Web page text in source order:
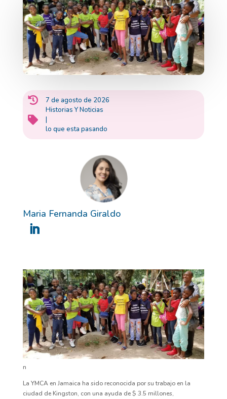
 7 de agosto de 2026

Historias Y Noticias
|
lo que esta pasando
Maria Fernanda Giraldo
n
La YMCA en Jamaica ha sido reconocida por su trabajo en la
ciudad de Kingston, con una ayuda de $ 3.5 millones,